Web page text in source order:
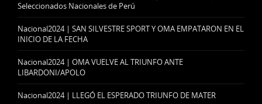
Seleccionados Nacionales de Perú
Nacional2024 | SAN SILVESTRE SPORT Y OMA EMPATARON EN EL
INICIO DE LA FECHA
Nacional2024 | OMA VUELVE AL TRIUNFO ANTE
LIBARDONI/APOLO
Nacional2024 | LLEGÓ EL ESPERADO TRIUNFO DE MATER